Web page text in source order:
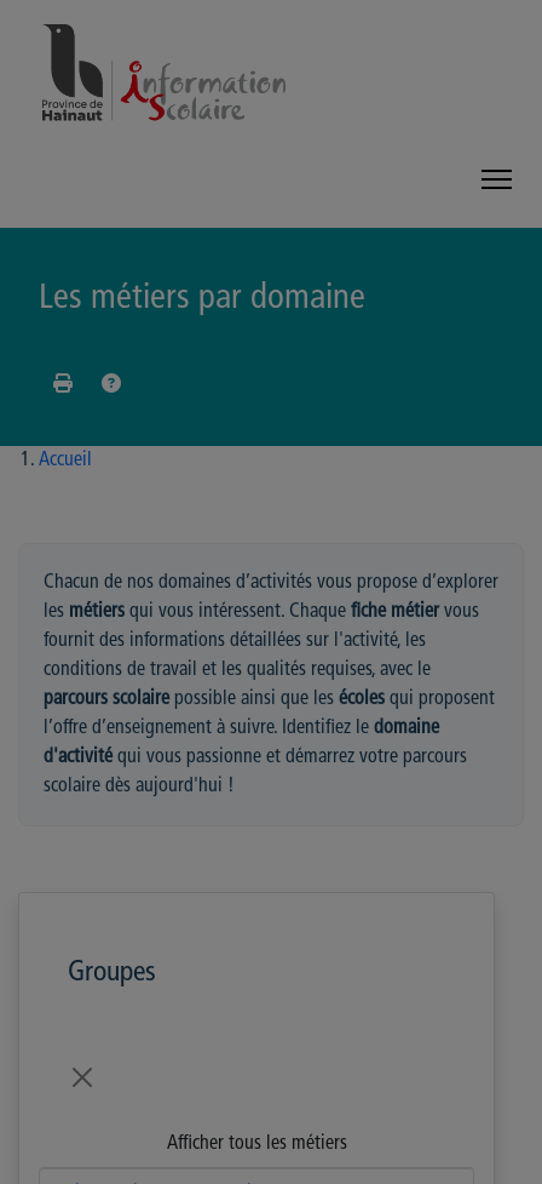
Les métiers par domaine
Accueil
Chacun de nos domaines d’activités vous propose d’explorer
les métiers qui vous intéressent. Chaque fiche métiervous
fournit des informations détaillées sur l'activité, les
conditions de travail et les qualités requises, avec le
parcours scolairepossible ainsi que les écoles qui proposent
l’offre d’enseignement à suivre. Identifiez le domaine
d'activitéqui vous passionne et démarrez votre parcours
scolaire dès aujourd'hui !
Groupes
Afficher tous les métiers